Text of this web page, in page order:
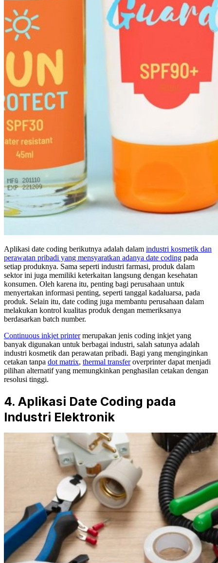
Aplikasi date coding berikutnya adalah dalam industri kosmetik dan
perawatan pribadi yang mensyaratkan adanya date coding pada
setiap produknya. Sama seperti industri farmasi, produk dalam
sektor ini juga memiliki keterkaitan langsung dengan kesehatan
konsumen. Oleh karena itu, penting bagi perusahaan untuk
menyertakan informasi penting, seperti tanggal kadaluarsa, pada
produk. Selain itu, date coding juga membantu perusahaan dalam
melakukan kontrol kualitas produk dengan memeriksanya
berdasarkan batch number.
Continuous inkjet printermerupakan jenis coding inkjet yang
banyak digunakan untuk berbagai industri, salah satunya adalah
industri kosmetik dan perawatan pribadi. Bagi yang menginginkan
cetakan tanpa dot matrix, thermal transferoverprinter dapat menjadi
pilihan alternatif yang memungkinkan penghasilan cetakan dengan
resolusi tinggi.
4. Aplikasi Date Coding pada
Industri Elektronik